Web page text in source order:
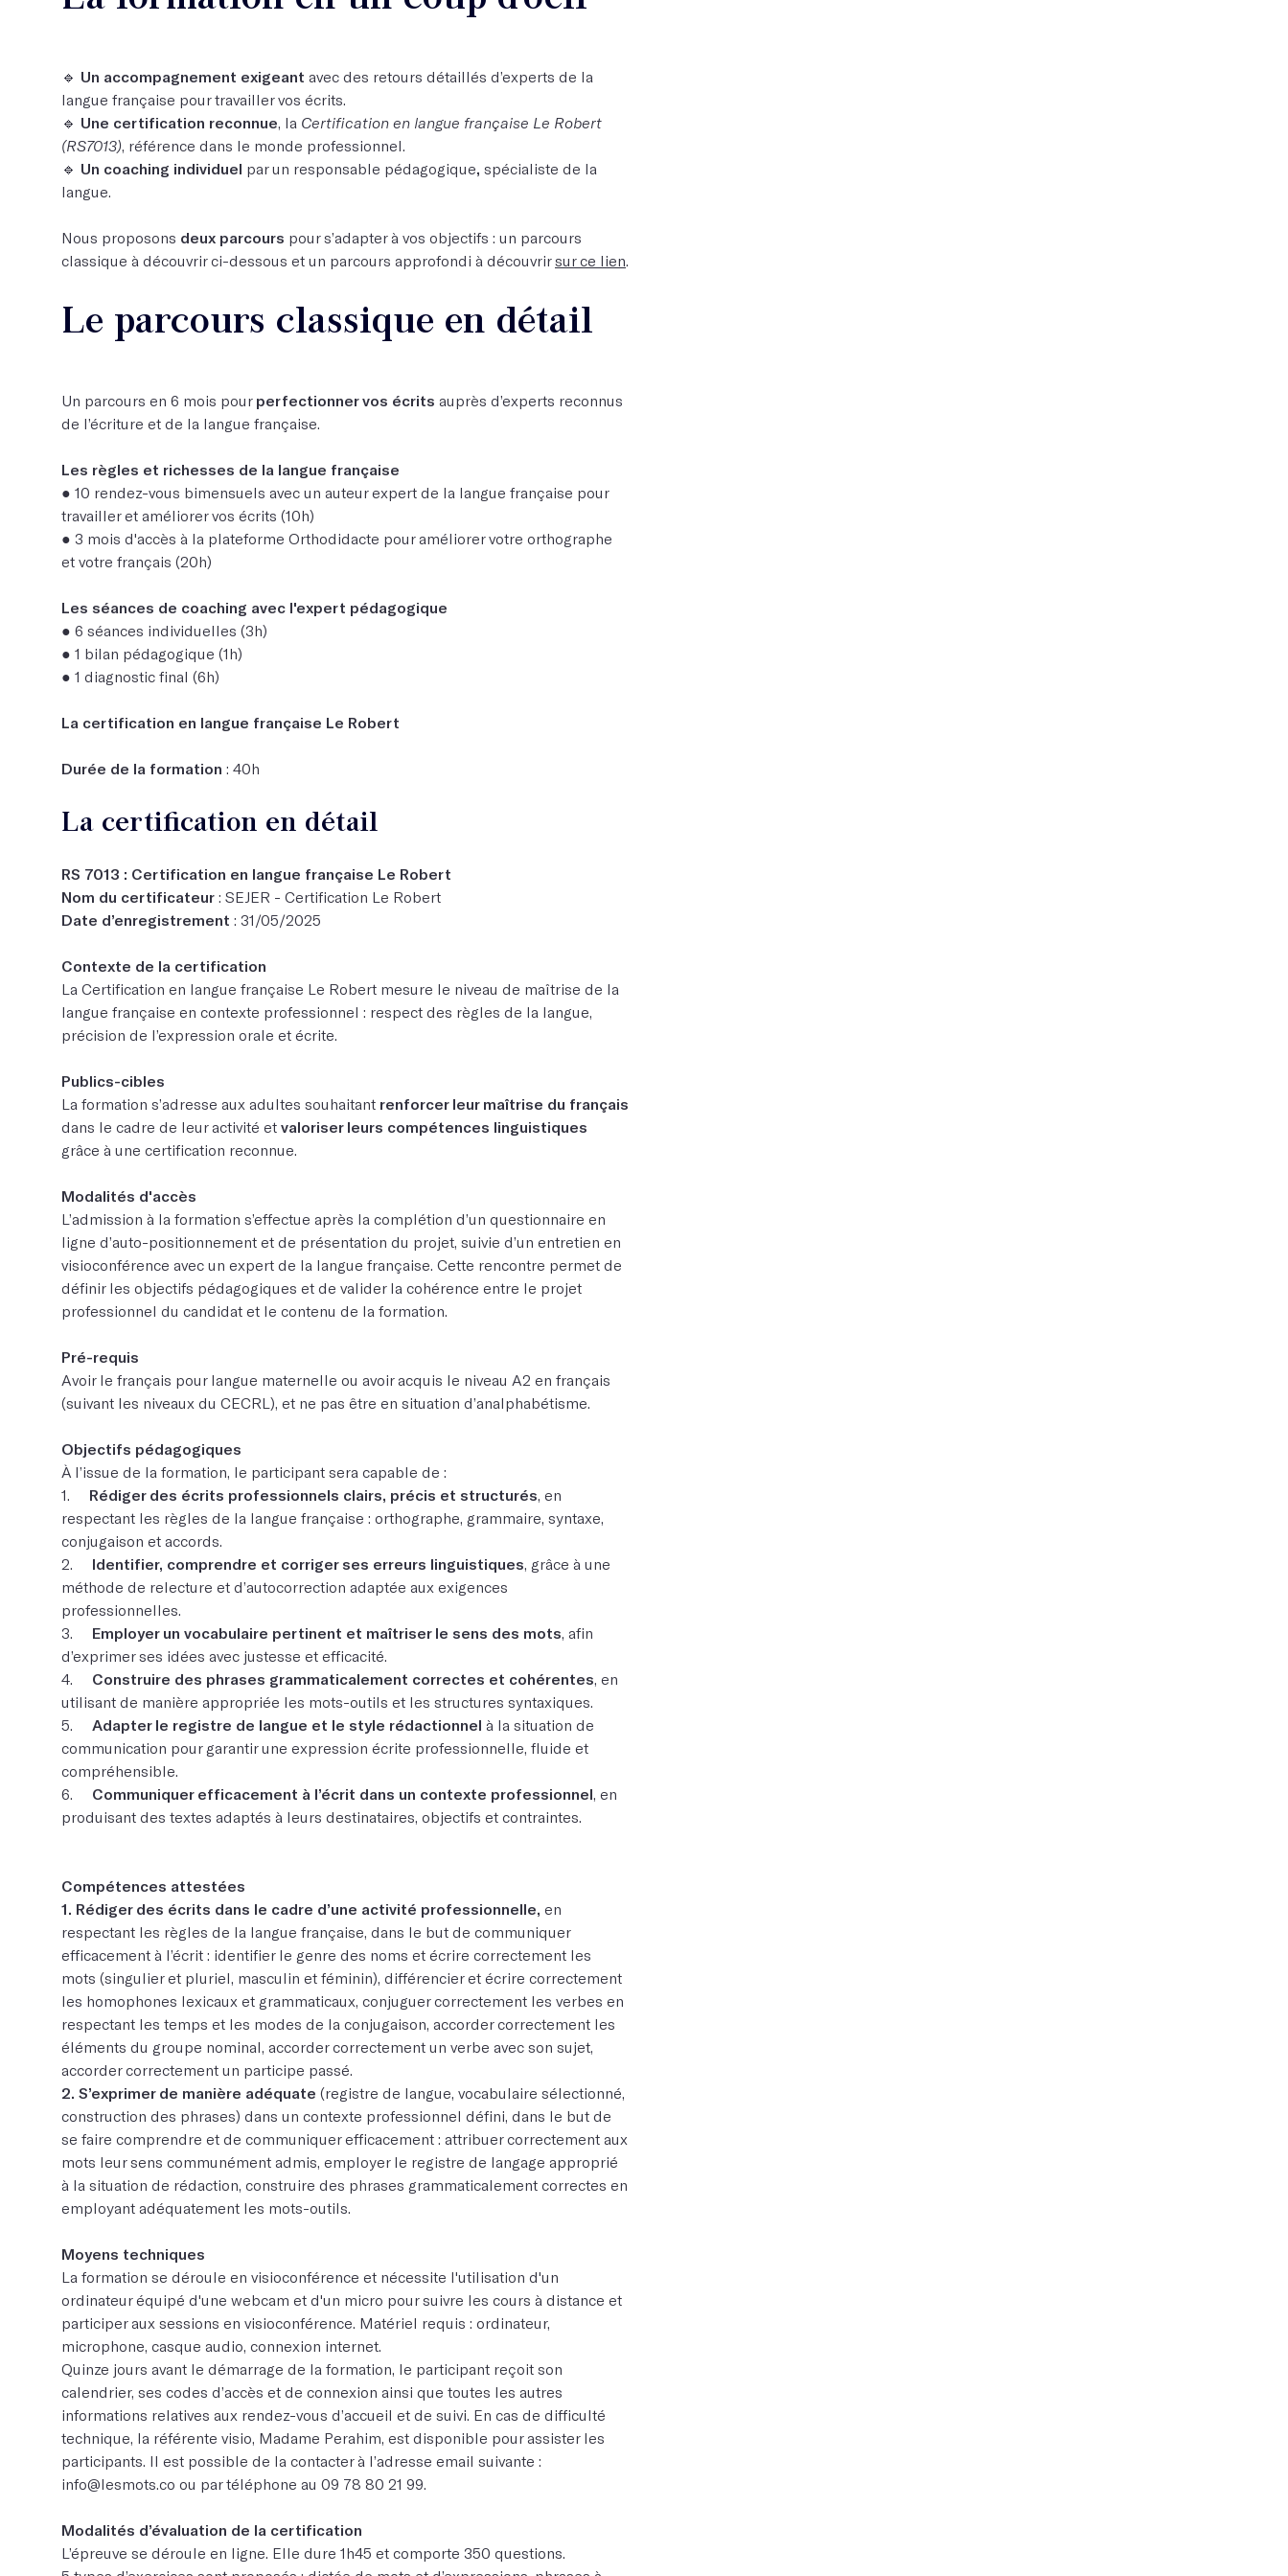
🔹 Un accompagnement exigeant avec des retours détaillés d’experts de la
langue française pour travailler vos écrits.
🔹 Une certification reconnue, la Certification en langue française Le Robert
(RS7013), référence dans le monde professionnel.
🔹 Un coaching individuel par un responsable pédagogique, spécialiste de la
langue.
Nous proposons deux parcours pour s’adapter à vos objectifs : un parcours
classique à découvrir ci-dessous et un parcours approfondi à découvrir sur ce lien.
Le parcours classique en détail
Un parcours en 6 mois pour perfectionner vos écrits auprès d’experts reconnus
de l’écriture et de la langue française.
Les règles et richesses de la langue française
● 10 rendez-vous bimensuels avec un auteur expert de la langue française pour
travailler et améliorer vos écrits (10h)
● 3 mois d'accès à la plateforme Orthodidacte pour améliorer votre orthographe
et votre français (20h)
Les séances de coaching avec l'expert pédagogique
● 6 séances individuelles (3h)
● 1 bilan pédagogique (1h)
● 1 diagnostic final (6h)
La certification en langue française Le Robert
Durée de la formation : 40h
La certification en détail
RS 7013 : Certification en langue française Le Robert
Nom du certificateur : SEJER - Certification Le Robert
Date d’enregistrement : 31/05/2025
Contexte de la certification
La Certification en langue française Le Robert mesure le niveau de maîtrise de la
langue française en contexte professionnel : respect des règles de la langue,
précision de l’expression orale et écrite.
Publics-cibles
La formation s’adresse aux adultes souhaitant renforcer leur maîtrise du français
dans le cadre de leur activité et valoriser leurs compétences linguistiques
grâce à une certification reconnue.
Modalités d'accès
L’admission à la formation s’effectue après la complétion d’un questionnaire en
ligne d’auto-positionnement et de présentation du projet, suivie d’un entretien en
visioconférence avec un expert de la langue française. Cette rencontre permet de
définir les objectifs pédagogiques et de valider la cohérence entre le projet
professionnel du candidat et le contenu de la formation.
Pré-requis
Avoir le français pour langue maternelle ou avoir acquis le niveau A2 en français
(suivant les niveaux du CECRL), et ne pas être en situation d’analphabétisme.
Objectifs pédagogiques
À l’issue de la formation, le participant sera capable de :
1. Rédiger des écrits professionnels clairs, précis et structurés, en
respectant les règles de la langue française : orthographe, grammaire, syntaxe,
conjugaison et accords.
2. Identifier, comprendre et corriger ses erreurs linguistiques, grâce à une
méthode de relecture et d’autocorrection adaptée aux exigences
professionnelles.
3. Employer un vocabulaire pertinent et maîtriser le sens des mots, afin
d’exprimer ses idées avec justesse et efficacité.
4.
Construire des phrases grammaticalement correctes et cohérentes, en
utilisant de manière appropriée les mots-outils et les structures syntaxiques.
5. Adapter le registre de langue et le style rédactionnel à la situation de
communication pour garantir une expression écrite professionnelle, fluide et
compréhensible.
6. Communiquer efficacement à l’écrit dans un contexte professionnel, en
produisant des textes adaptés à leurs destinataires, objectifs et contraintes.
Compétences attestées
1. Rédiger des écrits dans le cadre d’une activité professionnelle, en
respectant les règles de la langue française, dans le but de communiquer
efficacement à l’écrit : identifier le genre des noms et écrire correctement les
mots (singulier et pluriel, masculin et féminin), différencier et écrire correctement
les homophones lexicaux et grammaticaux, conjuguer correctement les verbes en
respectant les temps et les modes de la conjugaison, accorder correctement les
éléments du groupe nominal, accorder correctement un verbe avec son sujet,
accorder correctement un participe passé.
2. S’exprimer de manière adéquate (registre de langue, vocabulaire sélectionné,
construction des phrases) dans un contexte professionnel défini, dans le but de
se faire comprendre et de communiquer efficacement : attribuer correctement aux
mots leur sens communément admis, employer le registre de langage approprié
à la situation de rédaction, construire des phrases grammaticalement correctes en
employant adéquatement les mots-outils.
Moyens techniques
La formation se déroule en visioconférence et nécessite l'utilisation d'un
ordinateur équipé d'une webcam et d'un micro pour suivre les cours à distance et
participer aux sessions en visioconférence. Matériel requis : ordinateur,
microphone, casque audio, connexion internet.
Quinze jours avant le démarrage de la formation, le participant reçoit son
calendrier, ses codes d’accès et de connexion ainsi que toutes les autres
informations relatives aux rendez-vous d’accueil et de suivi. En cas de difficulté
technique, la référente visio, Madame Perahim, est disponible pour assister les
participants. Il est possible de la contacter à l’adresse email suivante :
info@lesmots.co ou par téléphone au 09 78 80 21 99.
Modalités d’évaluation de la certification
L’épreuve se déroule en ligne. Elle dure 1h45 et comporte 350 questions.